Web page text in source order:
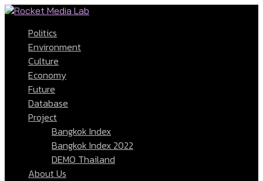
Politics
Environment
Culture
Economy
Future
Database
Project
Bangkok Index
Bangkok Index 2022
DEMO Thailand
About Us